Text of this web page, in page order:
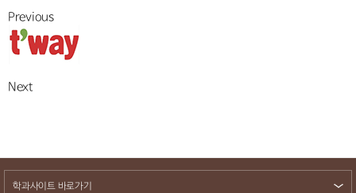
Previous
Next
학과사이트 바로가기